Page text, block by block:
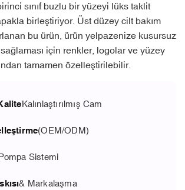
sınıf buzlu bir yüzeyi lüks taklit
birleştiriyor. Üst düzey cilt bakım
bu ürün, ürün yelpazenize kusursuz
için renkler, logolar ve yüzey
tamamen özelleştirilebilir.
Kalınlaştırılmış Cam
(OEM/ODM)
Sistemi
& Markalaşma